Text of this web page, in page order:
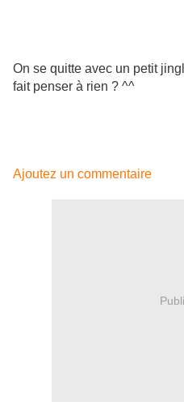
On se quitte avec un petit
fait penser à rien ? ^^
Ajoutez un commentaire